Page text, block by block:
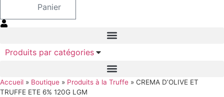
Panier
Produits par catégories
Accueil » Boutique » Produits à la Truffe » CREMA D’OLIVE ET
TRUFFE ETE 6% 120G LGM